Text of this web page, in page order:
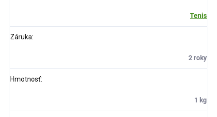
Tenis
Záruka:
2 roky
Hmotnosť:
1 kg